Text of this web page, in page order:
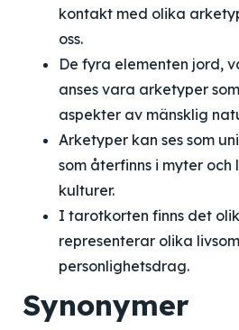
kontakt med olika
oss.
De fyra elementen jord,
anses vara arketyper
aspekter av mänsklig
Arketyper kan ses som
som återfinns i myter
kulturer.
I tarotkorten finns det
representerar olika
personlighetsdrag.
Synonymer